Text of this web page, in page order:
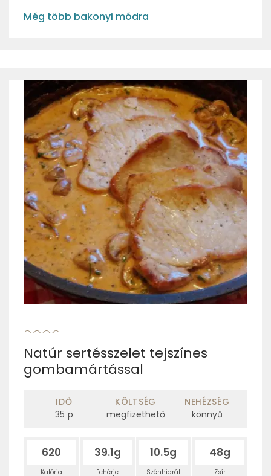
Még több bakonyi módra
Natúr sertésszelet tejszínes
gombamártással
IDŐ
35 p
KÖLTSÉG
megfizethető
NEHÉZSÉG
könnyű
620
Kalória
39.1g
Fehérje
10.5g
Szénhidrát
48g
Zsír